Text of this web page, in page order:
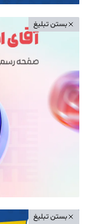
بستن تبلیغ
بستن تبلیغ